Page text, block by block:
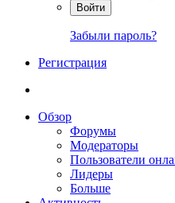
Войти
Забыли пароль?
Регистрация
Обзор
Форумы
Модераторы
Пользователи
Лидеры
Больше